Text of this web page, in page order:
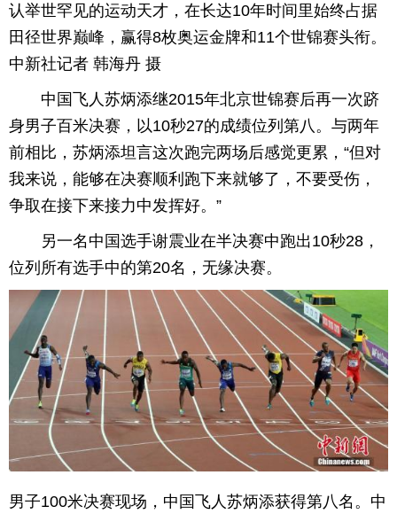
认举世罕见的运动天才，在长达10年时间里始终占据
田径世界巅峰，赢得8枚奥运金牌和11个世锦赛头衔。
中新社记者 韩海丹 摄
中国飞人苏炳添继2015年北京世锦赛后再一次跻
身男子百米决赛，以10秒27的成绩位列第八。与两年
前相比，苏炳添坦言这次跑完两场后感觉更累，“但对
我来说，能够在决赛顺利跑下来就够了，不要受伤，
争取在接下来接力中发挥好。”
另一名中国选手谢震业在半决赛中跑出10秒28，
位列所有选手中的第20名，无缘决赛。
男子100米决赛现场，中国飞人苏炳添获得第八名。中